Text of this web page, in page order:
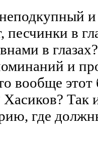
песчинки в
в
и
вообще этот
Так
где